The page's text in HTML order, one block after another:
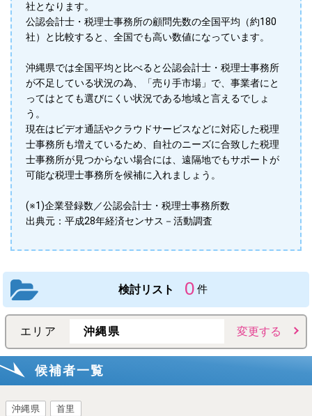
社となります。
公認会計士・税理士事務所の顧問先数の全国平均（約180
社）と比較すると、全国でも高い数値になっています。
沖縄県では全国平均と比べると公認会計士・税理士事務所
が不足している状況の為、「売り手市場」で、事業者にと
ってはとても選びにくい状況である地域と言えるでしょ
う。
現在はビデオ通話やクラウドサービスなどに対応した税理
士事務所も増えているため、自社のニーズに合致した税理
士事務所が見つからない場合には、遠隔地でもサポートが
可能な税理士事務所を候補に入れましょう。
(※1)企業登録数／公認会計士・税理士事務所数
出典元：平成28年経済センサス－活動調査
検討リスト 0 件
エリア 沖縄県 変更する
候補者一覧
沖縄県 首里